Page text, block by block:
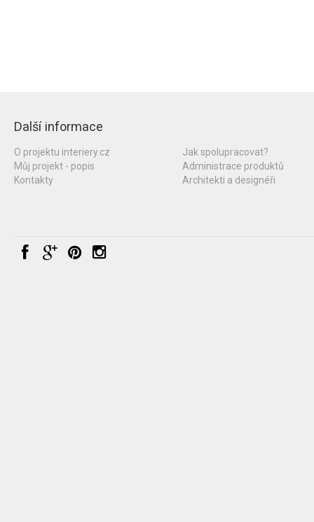
Další informace
O projektu interiery.cz
Můj projekt - popis
Kontakty
Jak spolupracovat?
Administrace produktů
Architekti a designéři